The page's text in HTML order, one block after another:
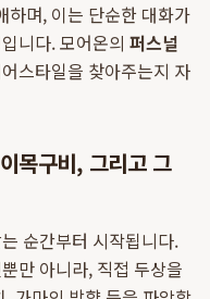
하며, 이는 단순한 대화가
니다. 모어온의 퍼스널
스타일을 찾아주는지 자
목구비, 그리고 그
순간부터 시작됩니다.
만 아니라, 직접 두상을